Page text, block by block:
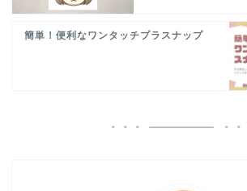
簡単！便利なワンタッチプラスナップ